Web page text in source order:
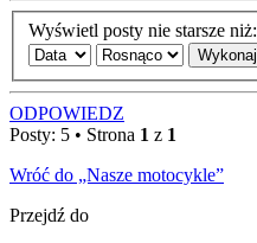
Wyświetl posty nie starsze niż:
ODPOWIEDZ
Posty: 5 • Strona 1 z 1
Wróć do „Nasze motocykle”
Przejdź do